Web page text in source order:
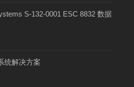
S-132-0001 ESC 8832 数据
统解决方案